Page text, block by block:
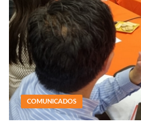
COMUNICADOS